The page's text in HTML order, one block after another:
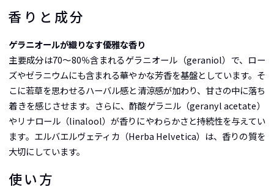
香りと成分
ゲラニオールが織りなす優雅な香り
主要成分は70～80％含まれるゲラニオール（geraniol）で、ロー
ズやゼラニウムにも含まれる華やかな芳香を基盤としています。そ
こに若草を思わせるハーバル感と清涼感が加わり、甘さの中に落ち
着きを感じさせます。さらに、酢酸ゲラニル（geranyl acetate）
やリナロール（linalool）が香りにやわらかさと持続性を与えてい
ます。エルバエルヴェティカ（Herba Helvetica）は、香りの質を
大切にしています。
使い方